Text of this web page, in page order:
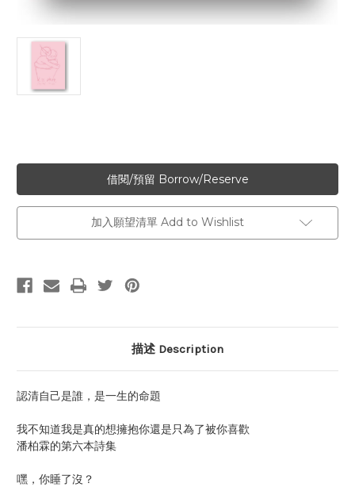
加入願望清單 Add to Wishlist
描述 Description
認清自己是誰，是一生的命題
我不知道我是真的想擁抱你還是只為了被你喜歡
潘柏霖的第六本詩集
嘿，你睡了沒？